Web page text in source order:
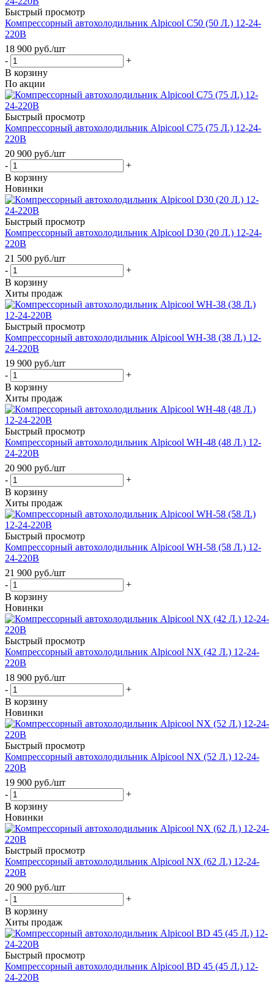
Быстрый просмотр
Компрессорный автохолодильник Alpicool C50 (50 Л.) 12-24-
220В
18 900 руб./шт
-
+
В корзину
По акции
Быстрый просмотр
Компрессорный автохолодильник Alpicool C75 (75 Л.) 12-24-
220В
20 900 руб./шт
-
+
В корзину
Новинки
Быстрый просмотр
Компрессорный автохолодильник Alpicool D30 (20 Л.) 12-24-
220В
21 500 руб./шт
-
+
В корзину
Хиты продаж
Быстрый просмотр
Компрессорный автохолодильник Alpicool WH-38 (38 Л.) 12-
24-220В
19 900 руб./шт
-
+
В корзину
Хиты продаж
Быстрый просмотр
Компрессорный автохолодильник Alpicool WH-48 (48 Л.) 12-
24-220В
20 900 руб./шт
-
+
В корзину
Хиты продаж
Быстрый просмотр
Компрессорный автохолодильник Alpicool WH-58 (58 Л.) 12-
24-220В
21 900 руб./шт
-
+
В корзину
Новинки
Быстрый просмотр
Компрессорный автохолодильник Alpicool NX (42 Л.) 12-24-
220В
18 900 руб./шт
-
+
В корзину
Новинки
Быстрый просмотр
Компрессорный автохолодильник Alpicool NX (52 Л.) 12-24-
220В
19 900 руб./шт
-
+
В корзину
Новинки
Быстрый просмотр
Компрессорный автохолодильник Alpicool NX (62 Л.) 12-24-
220В
20 900 руб./шт
-
+
В корзину
Хиты продаж
Быстрый просмотр
Компрессорный автохолодильник Alpicool BD 45 (45 Л.) 12-
24-220В